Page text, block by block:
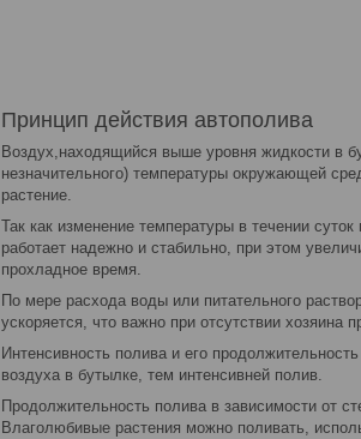
Принцип действия автополива
Воздух,находящийся выше уровня жидкости в
незначительного) температуры окружающей
растение.
Так как изменение температуры в течении
работает надежно и стабильно, при этом
прохладное время.
По мере расхода воды или питательного
ускоряется, что важно при отсутствии хозяина
Интенсивность полива и его
воздуха в бутылке, тем интенсивней полив.
Продолжительность полива в зависимости от
Влаголюбивые растения можно поливать,